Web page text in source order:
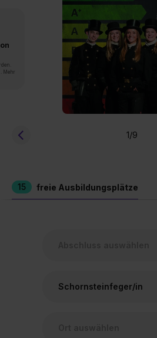
Mehr
1/9
15 freie Ausbildungsplätze
Schornsteinfeger/in